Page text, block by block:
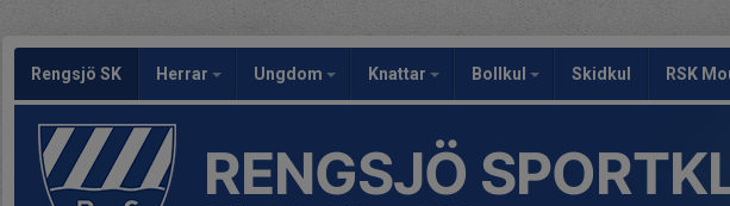
Rengsjö SK Herrar Ungdom Knattar Bollkul Skidkul RSK
RENGSJÖ